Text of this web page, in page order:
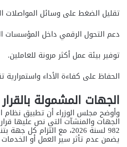
تقليل الضغط على وسائل المواصلات
دعم التحول الرقمي داخل المؤسسات
توفير بيئة عمل أكثر مرونة للعاملين.
الحفاظ على كفاءة الأداء واستمرارية
الجهات المشمولة بالقرار
وأوضح مجلس الوزراء أن تطبيق نظام
الجهات والمنشآت التي نص عليها
982 لسنة 2026، مع التزام كل
يضمن عدم تأثر سير العمل أو